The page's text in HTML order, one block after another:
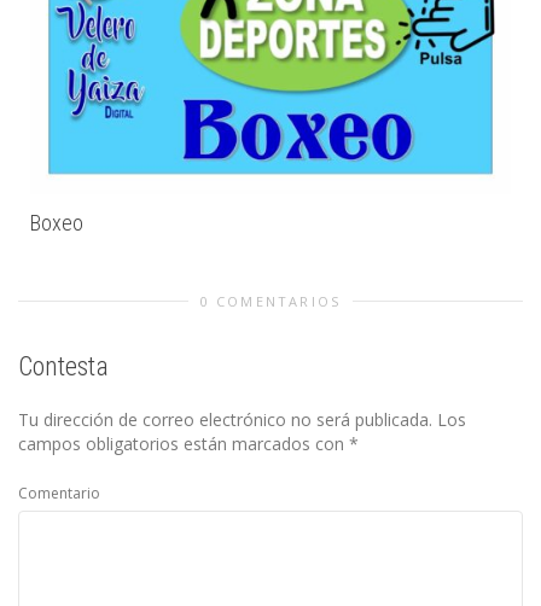
Boxeo
0 COMENTARIOS
Contesta
Tu dirección de correo electrónico no será publicada. Los
campos obligatorios están marcados con *
Comentario